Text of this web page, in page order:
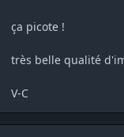
ça picote !
très belle qualité
V-C